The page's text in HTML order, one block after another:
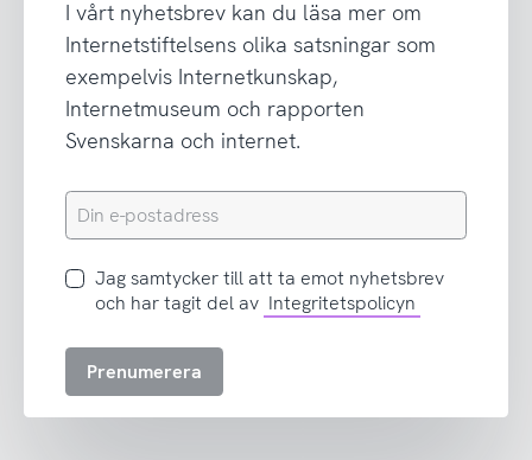
I vårt nyhetsbrev kan du läsa mer om
Internetstiftelsens olika satsningar som
exempelvis Internetkunskap,
Internetmuseum och rapporten
Svenskarna och internet.
Din
e-
Jag
samtycker
att
Jag samtycker till att ta emot nyhetsbrev
och har tagit del av Integritetspolicyn
Prenumerera